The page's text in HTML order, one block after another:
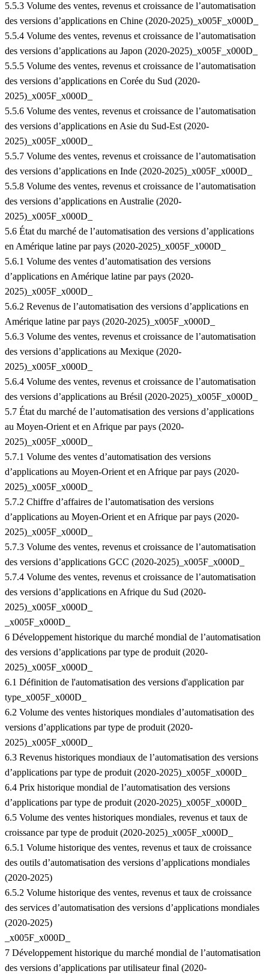
5.5.3 Volume des ventes, revenus et croissance de l’automatisation
des versions d’applications en Chine (2020-2025)_x005F_x000D_
5.5.4 Volume des ventes, revenus et croissance de l’automatisation
des versions d’applications au Japon (2020-2025)_x005F_x000D_
5.5.5 Volume des ventes, revenus et croissance de l’automatisation
des versions d’applications en Corée du Sud (2020-
2025)_x005F_x000D_
5.5.6 Volume des ventes, revenus et croissance de l’automatisation
des versions d’applications en Asie du Sud-Est (2020-
2025)_x005F_x000D_
5.5.7 Volume des ventes, revenus et croissance de l’automatisation
des versions d’applications en Inde (2020-2025)_x005F_x000D_
5.5.8 Volume des ventes, revenus et croissance de l’automatisation
des versions d’applications en Australie (2020-
2025)_x005F_x000D_
5.6 État du marché de l’automatisation des versions d’applications
en Amérique latine par pays (2020-2025)_x005F_x000D_
5.6.1 Volume des ventes d’automatisation des versions
d’applications en Amérique latine par pays (2020-
2025)_x005F_x000D_
5.6.2 Revenus de l’automatisation des versions d’applications en
Amérique latine par pays (2020-2025)_x005F_x000D_
5.6.3 Volume des ventes, revenus et croissance de l’automatisation
des versions d’applications au Mexique (2020-
2025)_x005F_x000D_
5.6.4 Volume des ventes, revenus et croissance de l’automatisation
des versions d’applications au Brésil (2020-2025)_x005F_x000D_
5.7 État du marché de l’automatisation des versions d’applications
au Moyen-Orient et en Afrique par pays (2020-
2025)_x005F_x000D_
5.7.1 Volume des ventes d’automatisation des versions
d’applications au Moyen-Orient et en Afrique par pays (2020-
2025)_x005F_x000D_
5.7.2 Chiffre d’affaires de l’automatisation des versions
d’applications au Moyen-Orient et en Afrique par pays (2020-
2025)_x005F_x000D_
5.7.3 Volume des ventes, revenus et croissance de l’automatisation
des versions d’applications GCC (2020-2025)_x005F_x000D_
5.7.4 Volume des ventes, revenus et croissance de l’automatisation
des versions d’applications en Afrique du Sud (2020-
2025)_x005F_x000D_
_x005F_x000D_
6 Développement historique du marché mondial de l’automatisation
des versions d’applications par type de produit (2020-
2025)_x005F_x000D_
6.1 Définition de l'automatisation des versions d'application par
type_x005F_x000D_
6.2 Volume des ventes historiques mondiales d’automatisation des
versions d’applications par type de produit (2020-
2025)_x005F_x000D_
6.3 Revenus historiques mondiaux de l’automatisation des versions
d’applications par type de produit (2020-2025)_x005F_x000D_
6.4 Prix historique mondial de l’automatisation des versions
d’applications par type de produit (2020-2025)_x005F_x000D_
6.5 Volume des ventes historiques mondiales, revenus et taux de
croissance par type de produit (2020-2025)_x005F_x000D_
6.5.1 Volume historique des ventes, revenus et taux de croissance
des outils d’automatisation des versions d’applications mondiales
(2020-2025)
6.5.2 Volume historique des ventes, revenus et taux de croissance
des services d’automatisation des versions d’applications mondiales
(2020-2025)
_x005F_x000D_
7 Développement historique du marché mondial de l’automatisation
des versions d’applications par utilisateur final (2020-